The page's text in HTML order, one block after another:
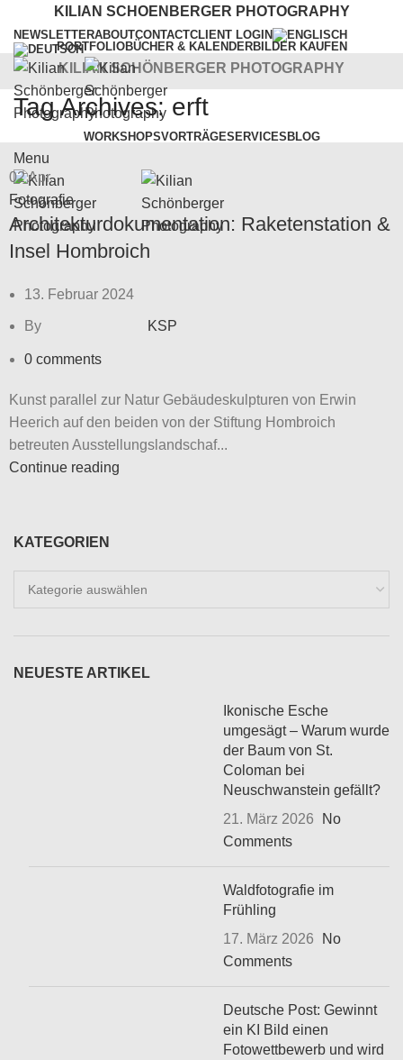
KILIAN SCHOENBERGER PHOTOGRAPHY
NEWSLETTERABOUTCONTACTCLIENT LOGIN
KILIAN SCHÖNBERGER PHOTOGRAPHY
PORTFOLIOBÜCHER & KALENDERBILDER KAUFEN
WORKSHOPSVORTRÄGESERVICES BLOG
Menu
Tag Archives: erft
02Apr.
Fotografie
Architekturdokumentation: Raketenstation &
Insel Hombroich
13. Februar 2024
By KSP
0 comments
Kunst parallel zur Natur Gebäudeskulpturen von Erwin
Heerich auf den beiden von der Stiftung Hombroich
betreuten Ausstellungslandschaf...
Continue reading
KATEGORIEN
Kategorien
NEUESTE ARTIKEL
Ikonische Esche
umgesägt – Warum wurde
der Baum von St.
Coloman bei
Neuschwanstein gefällt?
21. März 2026
No
Comments
Waldfotografie im
Frühling
17. März 2026
No
Comments
Deutsche Post: Gewinnt
ein KI Bild einen
Fotowettbewerb und wird